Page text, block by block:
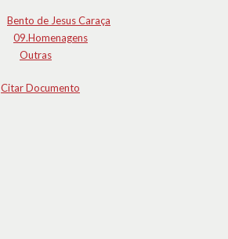
Bento de Jesus Caraça
09.Homenagens
Outras
Citar Documento